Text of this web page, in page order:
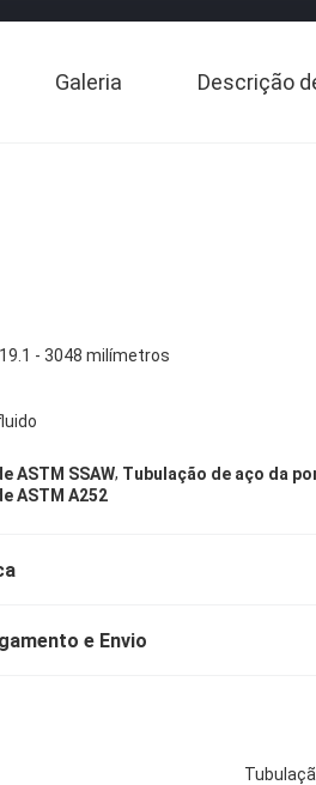
Galeria Descrição
- 3048 milímetros
ASTM SSAW, Tubulação de aço da
ASTM A252
e Envio